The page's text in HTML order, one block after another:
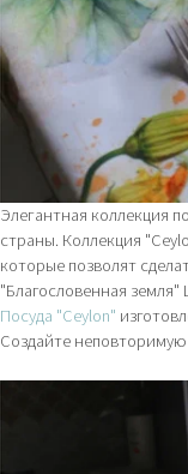
Элегантная коллекция
страны. Коллекция
которые позволят
"Благословенная
Посуда "Ceylon"
Создайте